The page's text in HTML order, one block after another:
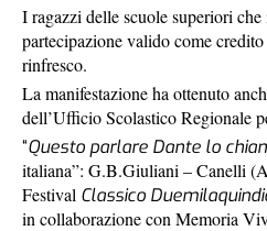
I ragazzi delle scuole superiori
partecipazione valido come
rinfresco.
La manifestazione ha ottenuto
dell’Ufficio Scolastico Regionale
“Questo parlare Dante lo
italiana”: G.B.Giuliani – Canelli
Festival Classico
in collaborazione con Memoria